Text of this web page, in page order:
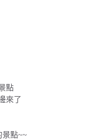
點
來了
點~~